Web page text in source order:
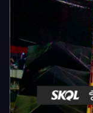
Categorias
Camarote Vip Junino
Cidade